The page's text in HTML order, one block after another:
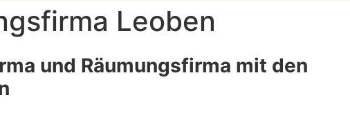
Leoben
und Räumungsfirma mit den